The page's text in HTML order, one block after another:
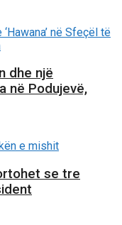
dhe një
në Podujevë,
se tre